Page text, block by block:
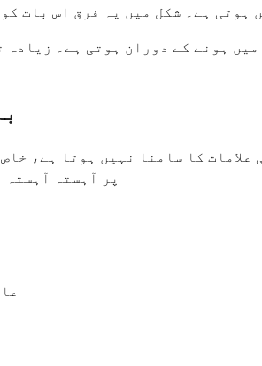
ہوتی ہے۔ شکل میں یہ فرق اس بات
ہونے کے دوران ہوتی ہے۔
کا سامنا نہیں ہوتا ہے،
پر آہستہ آہستہ